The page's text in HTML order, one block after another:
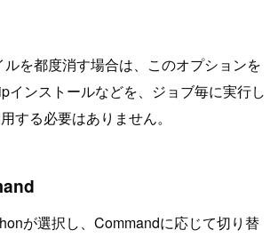
を都度消す場合は、このオプションを
インストールなどを、ジョブ毎に実行し
する必要はありません。
が選択し、Commandに応じて切り替